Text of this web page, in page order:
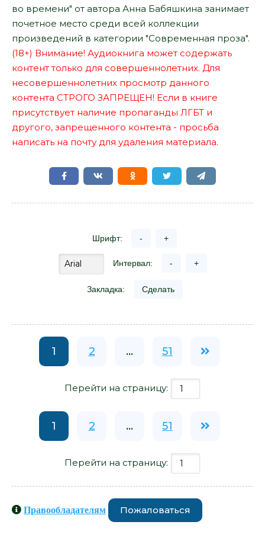
во времени" от автора Анна Бабяшкина занимает
почетное место среди всей коллекции
произведений в категории "Современная проза".
(18+) Внимание! Аудиокнига может содержать
контент только для совершеннолетних. Для
несовершеннолетних просмотр данного
контента СТРОГО ЗАПРЕЩЕН! Если в книге
присутствует наличие пропаганды ЛГБТ и
другого, запрещенного контента - просьба
написать на почту для удаления материала.
Шрифт: - +
Интервал: - +
Закладка: Сделать
1 2 ... 51
Перейти на страницу:
1 2 ... 51
Перейти на страницу:
Правообладателям Пожаловаться